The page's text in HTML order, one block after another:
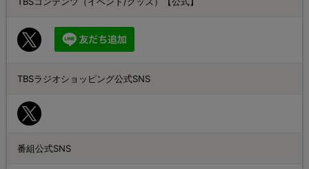
TBSラジオショッピング公式SNS
番組公式SNS